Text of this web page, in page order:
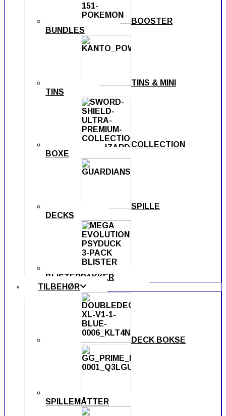
BOOSTER
BUNDLES
TINS & MINI
TINS
COLLECTION
BOXE
SPILLE
DECKS
BLISTERPAKKER
TILBEHØR
DECK BOKSE
SPILLEMÅTTER